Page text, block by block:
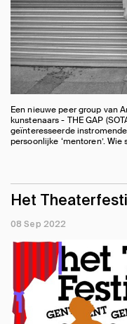
Een nieuwe peer group van
kunstenaars - THE GAP
geïnteresseerde
persoonlijke ‘mentoren’.
Het
08 Sep 2022